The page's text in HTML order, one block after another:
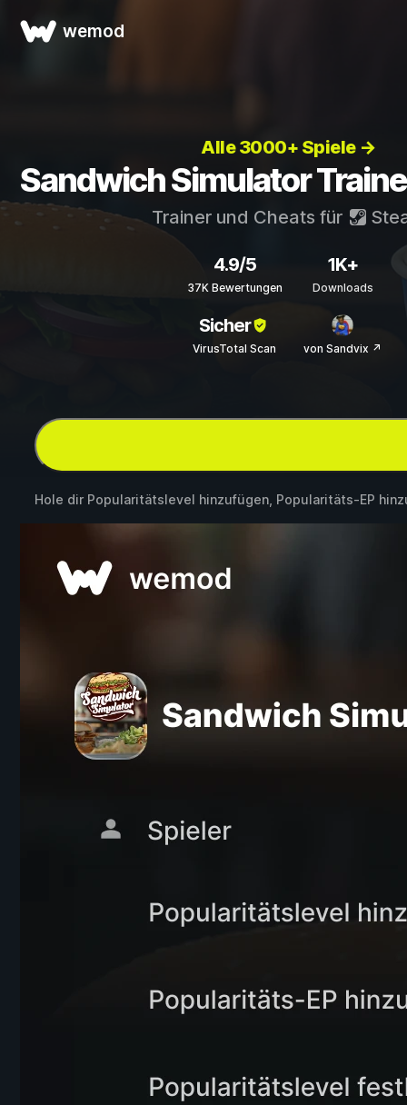
wemod
Alle 3000+ Spiele →
Sandwich Simulator
Trainer und Cheats für
4.9/5
37K Bewertungen
1K+
Downloads
Sicher
VirusTotal Scan von Sandvix ↗
Hole dir Popularitätslevel hinzufügen, Popularitäts-EP